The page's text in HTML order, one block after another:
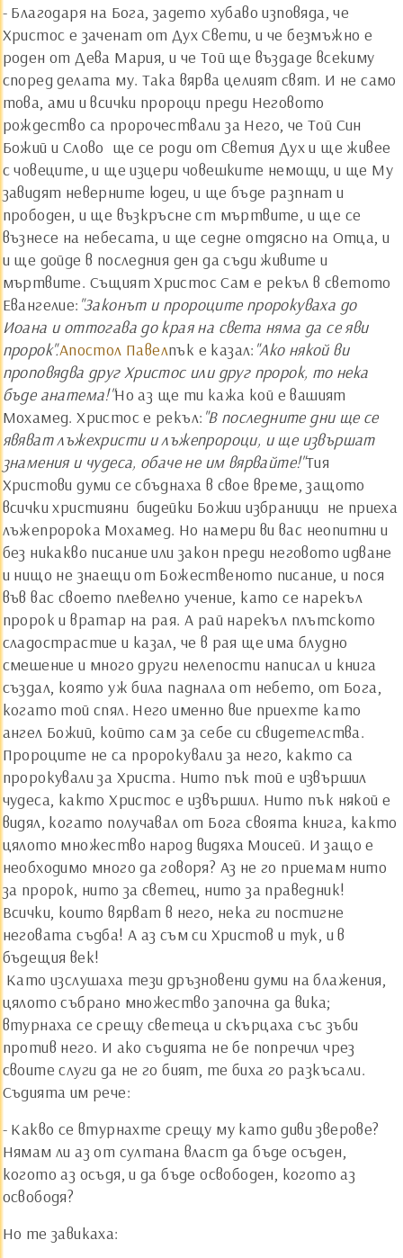
- Благодаря на Бога, задето хубаво изповяда, че
Христос е заченат от Дух Свети, и че безмъжно е
роден от Дева Мария, и че Той ще въздаде всекиму
според делата му. Така вярва целият свят. И не само
това, ами и всички пророци преди Неговото
рождество са пророчествали за Него, че Той Син
Божий и Слово ­ ще се роди от Светия Дух и ще живее
с човеците, и ще изцери човешките немощи, и ще Му
завидят неверните юдеи, и ще бъде разпнат и
прободен, и ще възкръсне ст мъртвите, и ще се
възнесе на небесата, и ще седне отдясно на Отца, и
и ще дойде в последния ден да съди живите и
мъртвите. Същият Христос Сам е рекъл в светото
Евангелие: "Законът и пророците пророкуваха до
Иоана и оттогава до края на света няма да се яви
пророк".Апостол Павелпък е казал: "Ако някой ви
проповядва друг Христос или друг пророк, то нека
бъде анатема!"Но аз ще ти кажа кой е вашият
Мохамед. Христос е рекъл: "В последните дни ще се
явяват лъжехристи и лъжепророци, и ще извършат
знамения и чудеса, обаче не им вярвайте!"Тия
Христови думи се сбъднаха в свое време, защото
всички християни ­ бидейки Божии избраници ­ не приеха
лъжепророка Мохамед. Но намери ви вас неопитни и
без никакво писание или закон преди неговото идване
и нищо не знаещи от Божественото писание, и пося
във вас своето плевелно учение, като се нарекъл
пророк и вратар на рая. А рай нарекъл плътското
сладострастие и казал, че в рая ще има блудно
смешение и много други нелепости написал и книга
създал, която уж била паднала от небето, от Бога,
когато той спял. Него именно вие приехте като
ангел Божий, който сам за себе си свидетелства.
Пророците не са пророкували за него, както са
пророкували за Христа. Нито пък той е извършил
чудеса, както Христос е извършил. Нито пък някой е
видял, когато получавал от Бога своята книга, както
цялото множество народ видяха Моисей. И защо е
необходимо много да говоря? Аз не го приемам нито
за пророк, нито за светец, нито за праведник!
Всички, които вярват в него, нека ги постигне
неговата съдба! А аз съм си Христов и тук, и в
бъдещия век!
Като изслушаха тези дръзновени думи на блажения,
цялото събрано множество започна да вика;
втурнаха се срещу светеца и скърцаха със зъби
против него. И ако съдията не бе попречил чрез
своите слуги да не го бият, те биха го разкъсали.
Съдията им рече:
- Какво се втурнахте срещу му като диви зверове?
Нямам ли аз от султана власт да бъде осъден,
когото аз осъдя, и да бъде освободен, когото аз
освободя?
Но те завикаха: